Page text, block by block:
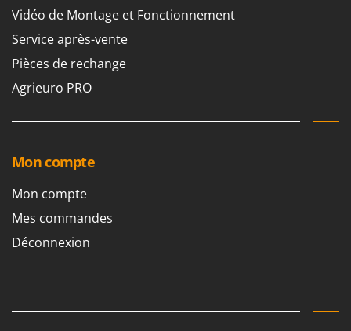
Vidéo de Montage et Fonctionnement
Service après-vente
Pièces de rechange
Agrieuro PRO
Mon compte
Mon compte
Mes commandes
Déconnexion